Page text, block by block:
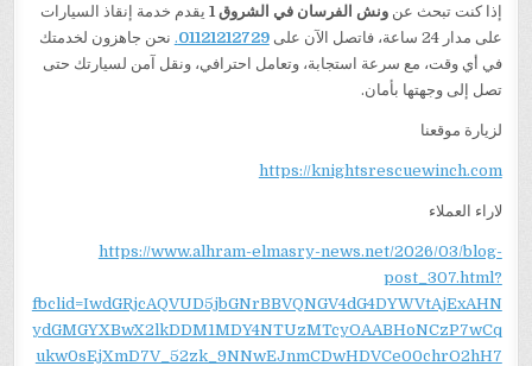
إذا كنت تبحث عنونش الفرسان في الشروق 1
يقدم خدمة إنقاذ السيارات
على مدار 24 ساعة، فاتصل الآن على
01121212729
. نحن جاهزون لخدمتك
في أي وقت، مع سرعة استجابة، وتعامل احترافي، ونقل آمن لسيارتك حتى
تصل إلى وجهتها بأمان.
لزيارة موقعنا
https://knightsrescuewinch.com
لاراء العملاء
https://www.alhram-elmasry-news.net/2026/03/blog-
post_307.html?
fbclid=IwdGRjcAQVUD5jbGNrBBVQNGV4dG4DYWVtAjExAHN
ydGMGYXBwX2lkDDM1MDY4NTUzMTcyOAABHoNCzP7wCq
ukw0sEjXmD7V_52zk_9NNwEJnmCDwHDVCe00chrO2hH7